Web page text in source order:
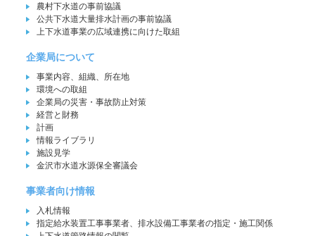
農村下水道の事前協議
公共下水道大量排水計画の事前協議
上下水道事業の広域連携に向けた取組
企業局について
事業内容、組織、所在地
環境への取組
企業局の災害・事故防止対策
経営と財務
計画
情報ライブラリ
施設見学
金沢市水道水源保全審議会
事業者向け情報
入札情報
指定給水装置工事事業者、排水設備工事業者の指定・施工関係